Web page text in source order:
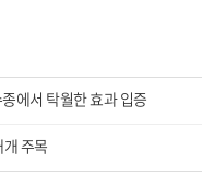
에서 탁월한 효과 입증
주목